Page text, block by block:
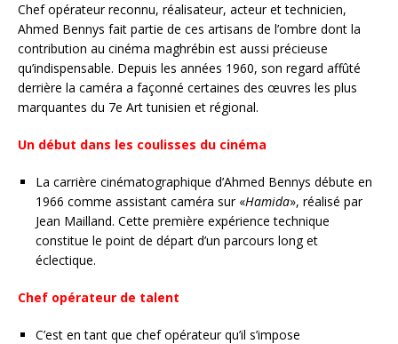
Chef opérateur reconnu, réalisateur, acteur et technicien,
Ahmed Bennys fait partie de ces artisans de l’ombre dont la
contribution au cinéma maghrébin est aussi précieuse
qu’indispensable. Depuis les années 1960, son regard affûté
derrière la caméra a façonné certaines des œuvres les plus
marquantes du 7e Art tunisien et régional.
Un début dans les coulisses du cinéma
La carrière cinématographique d’Ahmed Bennys débute en
1966 comme assistant caméra sur «Hamida», réalisé par
Jean Mailland. Cette première expérience technique
constitue le point de départ d’un parcours long et
éclectique.
Chef opérateur de talent
C’est en tant que chef opérateur qu’il s’impose